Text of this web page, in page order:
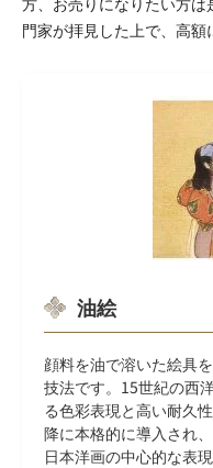
門家が拝見した上で、高額
油絵
顔料を油で溶いた絵具
技法です。15世紀の西
る色彩表現と高い耐久
降に本格的に導入され
日本洋画の中心的な表現